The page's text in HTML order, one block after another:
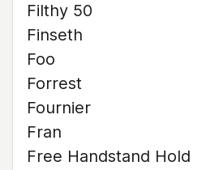
Filthy 50
Finseth
Foo
Forrest
Fournier
Fran
Free Handstand Hold